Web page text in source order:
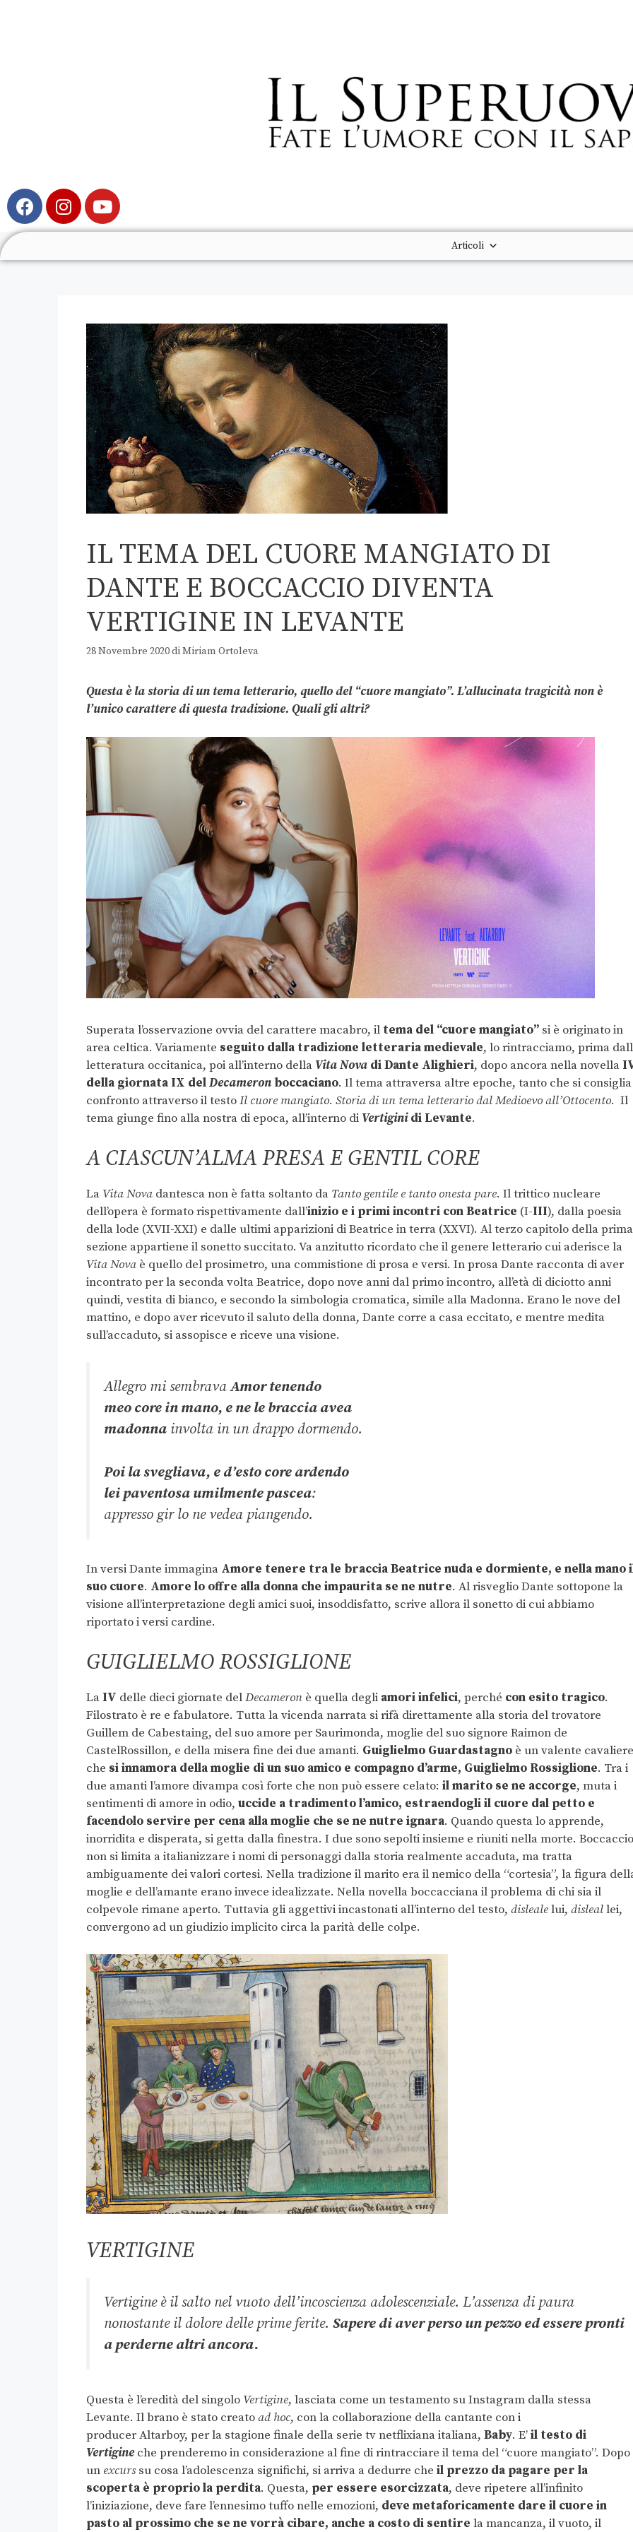
Articoli
IL TEMA DEL CUORE MANGIATO DI
DANTE E BOCCACCIO DIVENTA
VERTIGINE IN LEVANTE
28 Novembre 2020diMiriam Ortoleva
Questa è la storia di un tema letterario, quello del “cuore mangiato”. L’allucinata tragicità non è
l’unico carattere di questa tradizione. Quali gli altri?
Superata l’osservazione ovvia del carattere macabro, il tema del “cuore mangiato” si è originato in
area celtica. Variamente seguito dalla tradizione letteraria medievale, lo rintracciamo, prima
letteratura occitanica, poi all’interno della Vita Nova di Dante Alighieri, dopo ancora nella novella
della giornata IX delDecameron boccaciano. Il tema attraversa altre epoche, tanto che si
confronto attraverso il testoIl cuore mangiato. Storia di un tema letterario dal Medioevo all’Ottocento. Il
tema giunge fino alla nostra di epoca, all’interno di Vertiginidi Levante.
A CIASCUN’ALMA PRESA E GENTIL CORE
La Vita Nova dantesca non è fatta soltanto da Tanto gentile e tanto onesta pare. Il trittico nucleare
dell’opera è formato rispettivamente dall’inizio e i primi incontri con Beatrice (I-III), dalla poesia
della lode (XVII-XXI) e dalle ultimi apparizioni di Beatrice in terra (XXVI). Al terzo capitolo della prima
sezione appartiene il sonetto succitato. Va anzitutto ricordato che il genere letterario cui aderisce la
Vita Nova è quello del prosimetro, una commistione di prosa e versi. In prosa Dante racconta di aver
incontrato per la seconda volta Beatrice, dopo nove anni dal primo incontro, all’età di diciotto anni
quindi, vestita di bianco, e secondo la simbologia cromatica, simile alla Madonna. Erano le nove del
mattino, e dopo aver ricevuto il saluto della donna, Dante corre a casa eccitato, e mentre medita
sull’accaduto, si assopisce e riceve una visione.
Allegro mi sembravaAmor tenendo
meo core in mano, e ne le braccia avea
madonna involta in un drappo dormendo.
Poi la svegliava, e d’esto core ardendo
lei paventosa umilmente pascea:
appresso gir lo ne vedea piangendo.
In versi Dante immagina Amore tenere tra le braccia Beatrice nuda e dormiente, e nella mano
suo cuore. Amore lo offre alla donna che impaurita se ne nutre. Al risveglio Dante sottopone la
visione all’interpretazione degli amici suoi, insoddisfatto, scrive allora il sonetto di cui abbiamo
riportato i versi cardine.
GUIGLIELMO ROSSIGLIONE
La IV delle dieci giornate delDecameron è quella degli amori infelici, perché con esito tragico.
Filostrato è re e fabulatore. Tutta la vicenda narrata si rifà direttamente alla storia del trovatore
Guillem de Cabestaing, del suo amore per Saurimonda, moglie del suo signore Raimon de
CastelRossillon, e della misera fine dei due amanti. Guiglielmo Guardastagno è un valente cavaliere
che si innamora della moglie di un suo amico e compagno d’arme, Guiglielmo Rossiglione. Tra i
due amanti l’amore divampa così forte che non può essere celato: il marito se ne accorge, muta i
sentimenti di amore in odio, uccide a tradimento l’amico, estraendogli il cuore dal petto e
facendolo servire per cena alla moglie che se ne nutre ignara. Quando questa lo apprende,
inorridita e disperata, si getta dalla finestra. I due sono sepolti insieme e riuniti nella morte. Boccaccio
non si limita a italianizzare i nomi di personaggi dalla storia realmente accaduta, ma tratta
ambiguamente dei valori cortesi. Nella tradizione il marito era il nemico della “cortesia”, la figura
moglie e dell’amante erano invece idealizzate. Nella novella boccacciana il problema di chi sia il
colpevole rimane aperto. Tuttavia gli aggettivi incastonati all’interno del testo, dislealelui, disleallei,
convergono ad un giudizio implicito circa la parità delle colpe.
VERTIGINE
Vertigine è il salto nel vuoto dell’incoscienza adolescenziale. L’assenza di paura
nonostante il dolore delle prime ferite. Sapere di aver perso un pezzo ed essere pronti
a perderne altri ancora.
Questa è l’eredità del singolo Vertigine, lasciata come un testamento su Instagram dalla stessa
Levante. Il brano è stato creatoad hoc, con la collaborazione della cantante con i
producer Altarboy, per la stagione finale della serie tv netflixiana italiana, Baby. E’il testo di
Vertigineche prenderemo in considerazione al fine di rintracciare il tema del “cuore mangiato”. Dopo
un excurssu cosa l’adolescenza significhi, si arriva a dedurre che il prezzo da pagare per la
scoperta è proprio la perdita. Questa, per essere esorcizzata, deve ripetere all’infinito
l’iniziazione, deve fare l’ennesimo tuffo nelle emozioni, deve metaforicamente dare il cuore in
pasto al prossimo che se ne vorrà cibare, anche a costo di sentire la mancanza, il vuoto, il